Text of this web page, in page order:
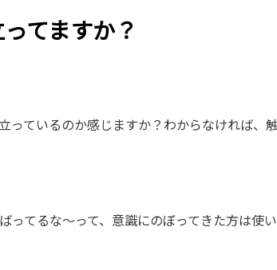
てますか？
っているのか感じますか？わからなければ、
ってるな〜って、意識にのぼってきた方は使